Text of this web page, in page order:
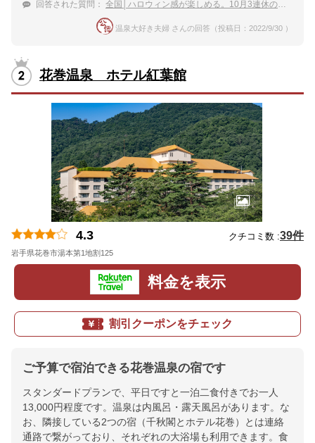
回答された質問： 全国│ハロウィン感が楽しめる。10月3連休の女子旅におすすめの温泉宿は？
温泉大好き夫婦 さんの回答（投稿日：2022/9/30 ）
花巻温泉 ホテル紅葉館
4.3 クチコミ数 :39件
岩手県花巻市湯本第1地割125
料金を表示
割引クーポンをチェック
ご予算で宿泊できる花巻温泉の宿です
スタンダードプランで、平日ですと一泊二食付きでお一人
13,000円程度です。温泉は内風呂・露天風呂があります。な
お、隣接している2つの宿（千秋閣とホテル花巻）とは連絡
通路で繋がっており、それぞれの大浴場も利用できます。食